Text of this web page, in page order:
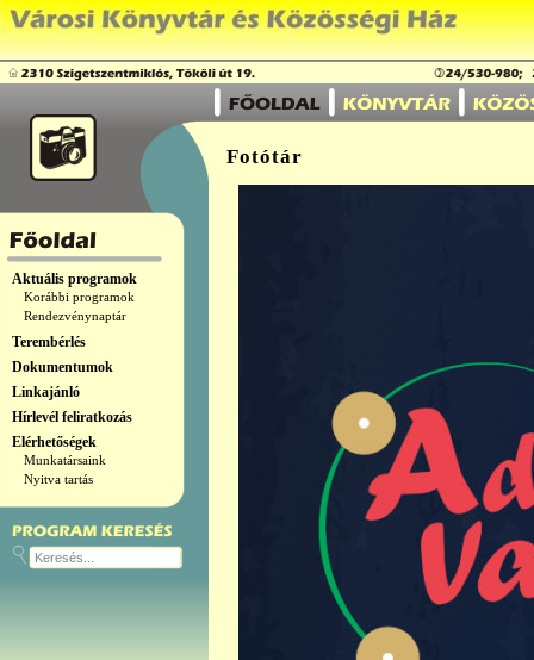
Aktuális programok
Korábbi programok
Rendezvénynaptár
Terembérlés
Dokumentumok
Linkajánló
Hírlevél feliratkozás
Elérhetőségek
Munkatársaink
Nyitva tartás
Fotótár